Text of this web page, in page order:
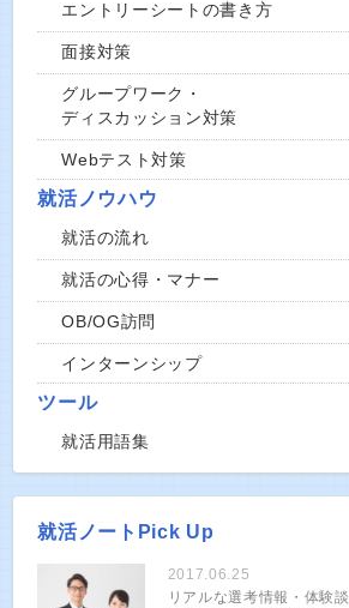
エントリーシートの書き方
面接対策
グループワーク・
ディスカッション対策
Webテスト対策
就活ノウハウ
就活の流れ
就活の心得・マナー
OB/OG訪問
インターンシップ
ツール
就活用語集
就活ノートPick Up
2017.06.25
リアルな選考情報・体験談